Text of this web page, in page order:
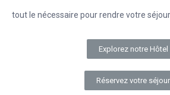
tout le nécessaire pour rendre votre
Explorez notre Hôtel
Réservez votre séjour